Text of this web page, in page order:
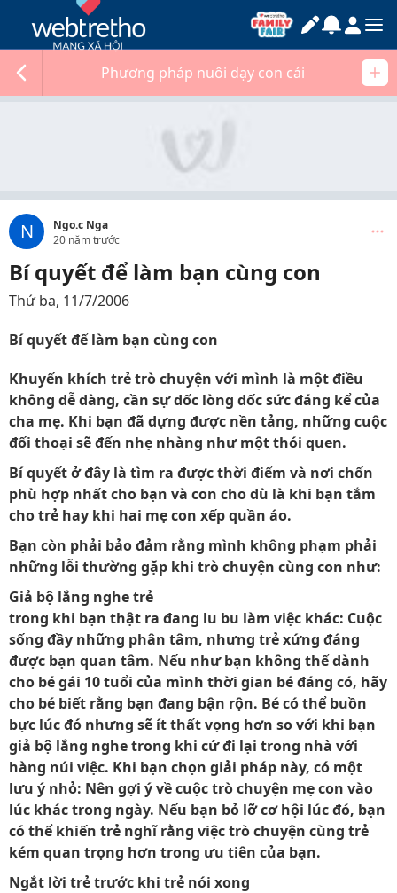
Phương pháp nuôi dạy con cái
N
Ngo.c Nga
20 năm trước
Bí quyết để làm bạn cùng con
Thứ ba, 11/7/2006
Bí quyết để làm bạn cùng con
Khuyến khích trẻ trò chuyện với mình là một điều
không dễ dàng, cần sự dốc lòng dốc sức đáng kể của
cha mẹ. Khi bạn đã dựng được nền tảng, những cuộc
đối thoại sẽ đến nhẹ nhàng như một thói quen.
Bí quyết ở đây là tìm ra được thời điểm và nơi chốn
phù hợp nhất cho bạn và con cho dù là khi bạn tắm
cho trẻ hay khi hai mẹ con xếp quần áo.
Bạn còn phải bảo đảm rằng mình không phạm phải
những lỗi thường gặp khi trò chuyện cùng con như:
Giả bộ lắng nghe trẻ
trong khi bạn thật ra đang lu bu làm việc khác: Cuộc
sống đầy những phân tâm, nhưng trẻ xứng đáng
được bạn quan tâm. Nếu như bạn không thể dành
cho bé gái 10 tuổi của mình thời gian bé đáng có, hãy
cho bé biết rằng bạn đang bận rộn. Bé có thể buồn
bực lúc đó nhưng sẽ ít thất vọng hơn so với khi bạn
giả bộ lắng nghe trong khi cứ đi lại trong nhà với
hàng núi việc. Khi bạn chọn giải pháp này, có một
lưu ý nhỏ: Nên gợi ý về cuộc trò chuyện mẹ con vào
lúc khác trong ngày. Nếu bạn bỏ lỡ cơ hội lúc đó, bạn
có thể khiến trẻ nghĩ rằng việc trò chuyện cùng trẻ
kém quan trọng hơn trong ưu tiên của bạn.
Ngắt lời trẻ trước khi trẻ nói xong